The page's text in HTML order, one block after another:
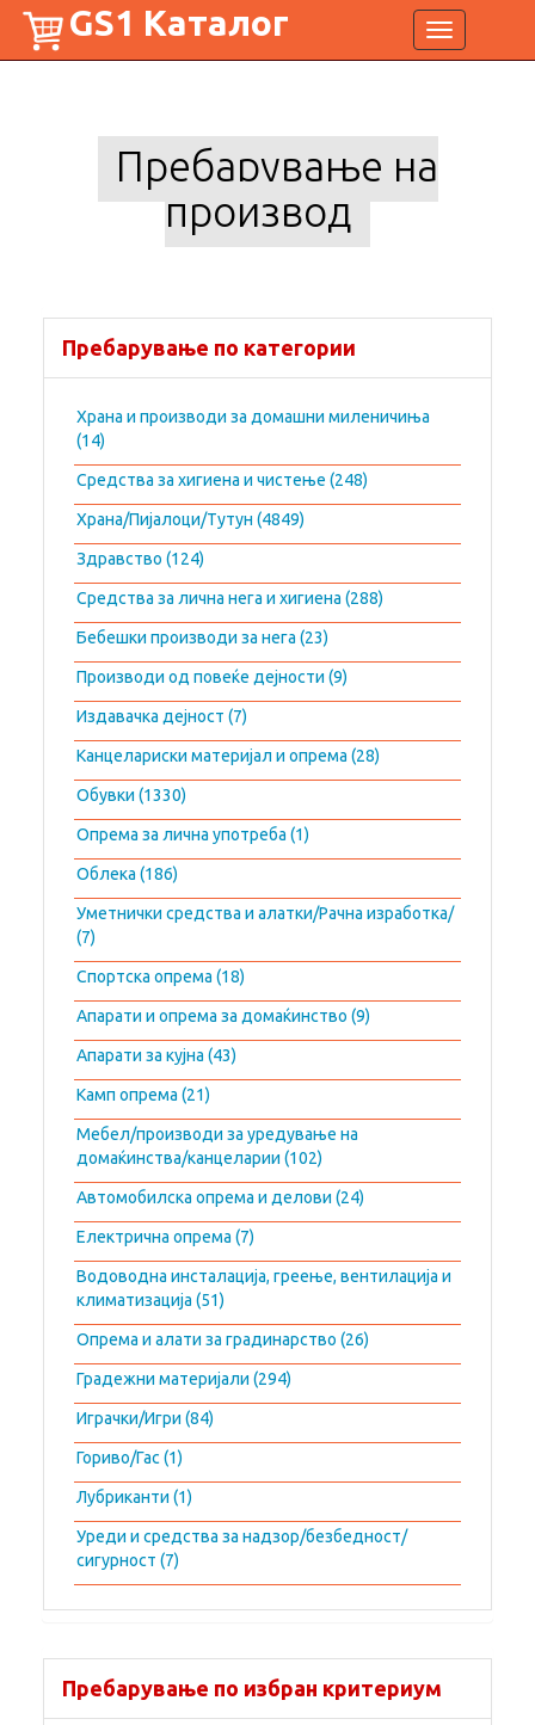
Toggle
navigation
GS1 Каталог
Пребарување на
производ
Пребарување по категории
Храна и производи за домашни миленичиња
(14)
Средства за хигиена и чистење (248)
Храна/Пијалоци/Тутун (4849)
Здравство (124)
Средства за лична нега и хигиена (288)
Бебешки производи за нега (23)
Производи од повеќе дејности (9)
Издавачка дејност (7)
Канцелариски материјал и опрема (28)
Обувки (1330)
Опрема за лична употреба (1)
Облека (186)
Уметнички средства и алатки/Рачна изработка/
(7)
Спортска опрема (18)
Апарати и опрема за домаќинство (9)
Апарати за кујна (43)
Камп опрема (21)
Мебел/производи за уредување на
домаќинства/канцеларии (102)
Автомобилска опрема и делови (24)
Електрична опрема (7)
Водоводна инсталација, греење, вентилација и
климатизација (51)
Опрема и алати за градинарство (26)
Градежни материјали (294)
Играчки/Игри (84)
Гориво/Гас (1)
Лубриканти (1)
Уреди и средства за надзор/безбедност/
сигурност (7)
Пребарување по избран критериум